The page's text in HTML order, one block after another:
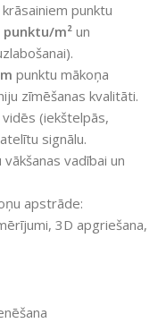
punktu
m²un
punktu mākoņa
zīmēšanas kvalitāti.
(iekštelpās,
signālu.
vadībai un
apstrāde:
3D apgriešana,